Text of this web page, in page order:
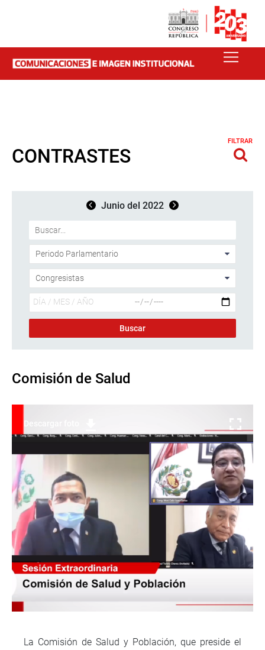
CONTRASTES
FILTRAR
Junio del 2022
Comisión de Salud
Descargar foto
La Comisión de Salud y Población, que preside el